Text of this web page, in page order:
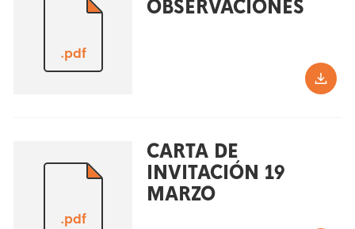
.pdf
OBSERVACIONES
.pdf
CARTA DE
INVITACIÓN 19
MARZO